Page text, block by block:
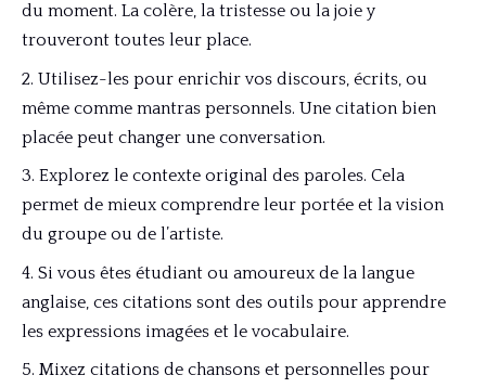
du moment. La colère, la tristesse ou la joie y
trouveront toutes leur place.
Utilisez-les pour enrichir vos discours, écrits, ou
même comme mantras personnels. Une citation bien
placée peut changer une conversation.
Explorez le contexte original des paroles. Cela
permet de mieux comprendre leur portée et la vision
du groupe ou de l’artiste.
Si vous êtes étudiant ou amoureux de la langue
anglaise, ces citations sont des outils pour apprendre
les expressions imagées et le vocabulaire.
Mixez citations de chansons et personnelles pour